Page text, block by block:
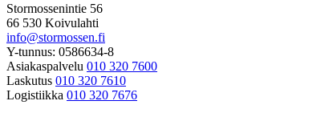
Stormossenintie 56
66 530 Koivulahti
info@stormossen.fi
Y-tunnus: 0586634-8
Asiakaspalvelu 010 320 7600
Laskutus 010 320 7610
Logistiikka 010 320 7676